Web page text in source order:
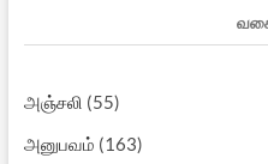
அஞ்சலி (55)
அனுபவம் (163)